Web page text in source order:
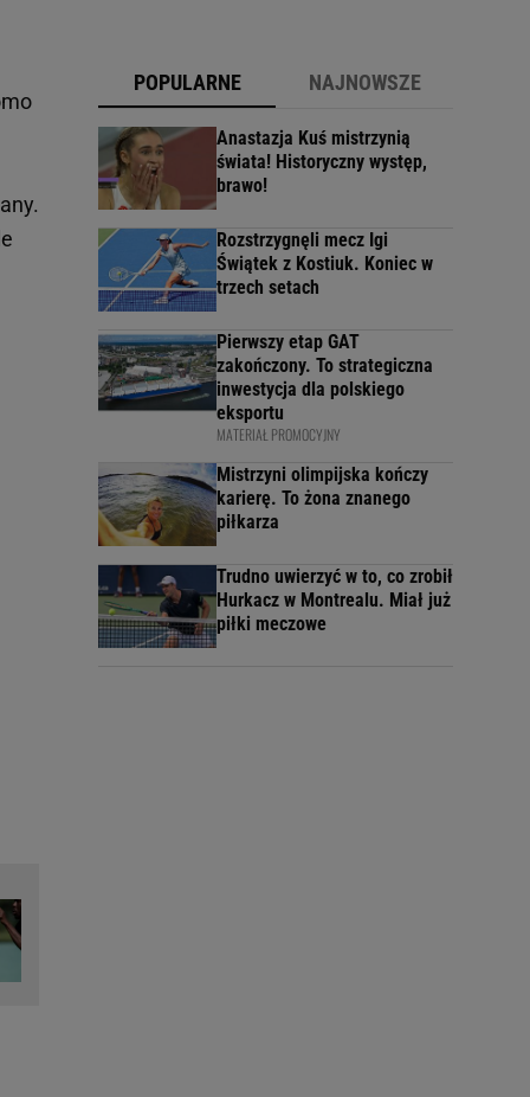
POPULARNE NAJNOWSZE
Anastazja Kuś mistrzynią
świata! Historyczny występ,
brawo!
Rozstrzygnęli mecz Igi
Świątek z Kostiuk. Koniec w
trzech setach
Pierwszy etap GAT
zakończony. To strategiczna
inwestycja dla polskiego
eksportu
MATERIAŁ PROMOCYJNY
Mistrzyni olimpijska kończy
karierę. To żona znanego
piłkarza
Trudno uwierzyć w to, co zrobił
Hurkacz w Montrealu. Miał już
piłki meczowe